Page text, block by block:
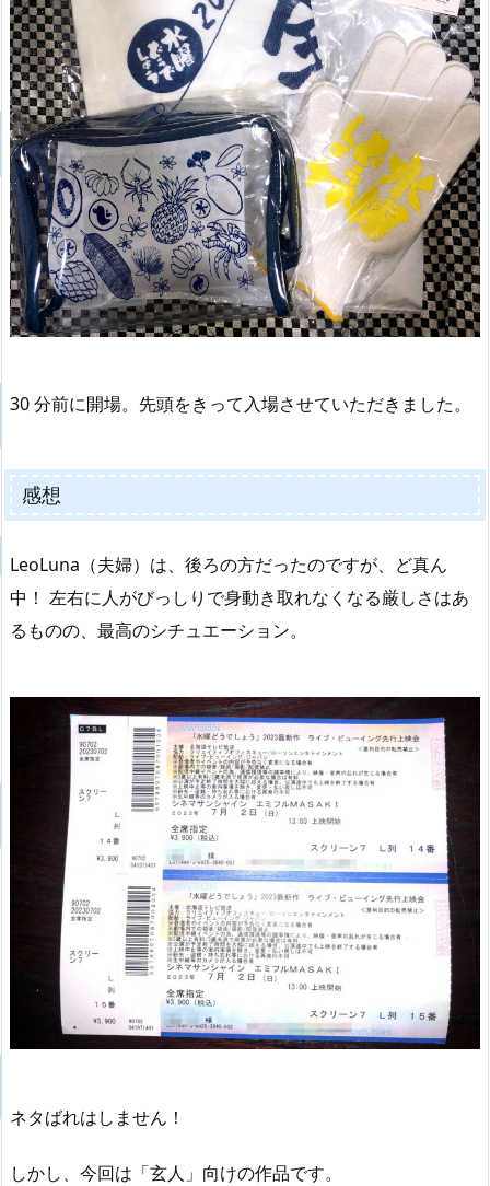
30 分前に開場。先頭をきって入場させていただきました。
感想
LeoLuna（夫婦）は、後ろの方だったのですが、ど真ん
中！ 左右に人がびっしりで身動き取れなくなる厳しさはあ
るものの、最高のシチュエーション。
ネタばれはしません！
しかし、今回は「玄人」向けの作品です。